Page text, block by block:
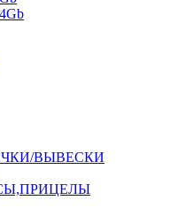
ВЫВЕСКИ